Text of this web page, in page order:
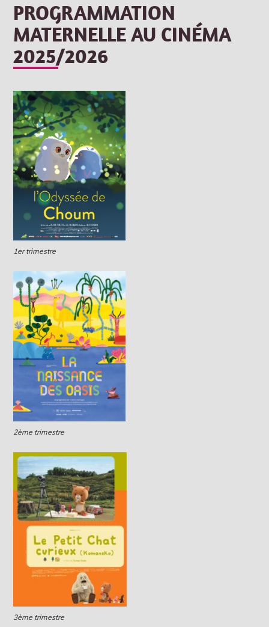
PROGRAMMATION
MATERNELLE AU CINÉMA
2025/2026
1er trimestre
2ème trimestre
3ème trimestre